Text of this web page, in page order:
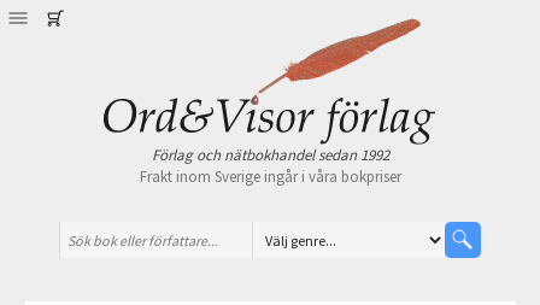
Förlag och nätbokhandel sedan 1992
Frakt inom Sverige ingår i våra bokpriser